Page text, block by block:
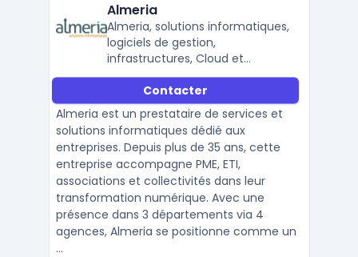
Almeria
Almeria, solutions informatiques,
logiciels de gestion,
infrastructures, Cloud et
services de proximité.
Contacter
Almeria est un prestataire de services et
solutions informatiques dédié aux
entreprises. Depuis plus de 35 ans, cette
entreprise accompagne PME, ETI,
associations et collectivités dans leur
transformation numérique. Avec une
présence dans 3 départements via 4
agences, Almeria se positionne comme un
...